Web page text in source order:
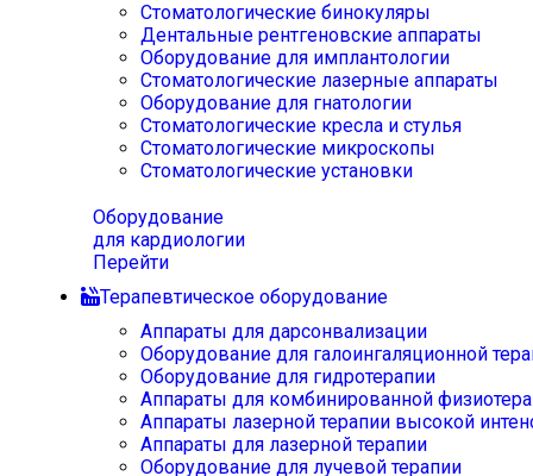
Стоматологические бинокуляры
Дентальные рентгеновские аппараты
Оборудование для имплантологии
Стоматологические лазерные аппараты
Оборудование для гнатологии
Стоматологические кресла и стулья
Стоматологические микроскопы
Стоматологические установки
Оборудование
для кардиологии
Перейти
Терапевтическое оборудование
Аппараты для дарсонвализации
Оборудование для галоингаляционной
Оборудование для гидротерапии
Аппараты для комбинированной
Аппараты лазерной терапии высокой
Аппараты для лазерной терапии
Оборудование для лучевой терапии